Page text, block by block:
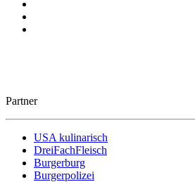
Partner
USA kulinarisch
DreiFachFleisch
Burgerburg
Burgerpolizei